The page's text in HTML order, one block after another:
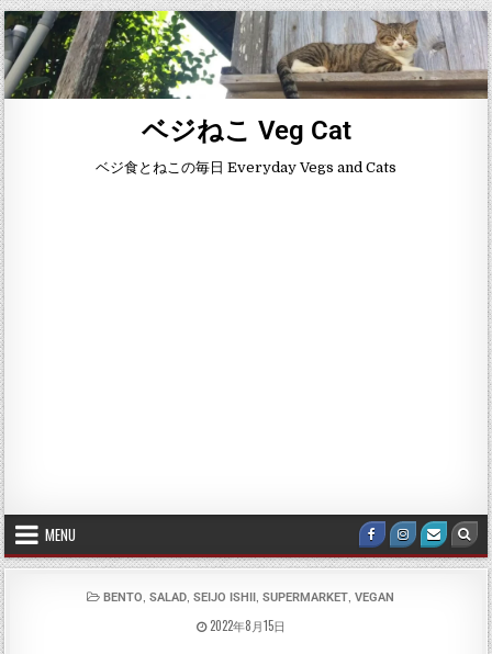
ベジねこ Veg Cat
ベジ食とねこの毎日 Everyday Vegs and Cats
MENU
BENTO SALAD SEIJO ISHII SUPERMARKET VEGAN
2022年8月15日